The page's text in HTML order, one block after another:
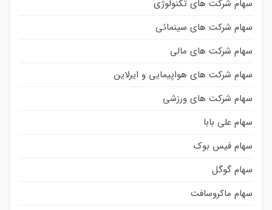
سهام شرکت های تکنولوژی
سهام شرکت های سینمائی
سهام شرکت های مالی
سهام شرکت های هواپیمایی و ایرلاین
سهام شرکت های ورزشی
سهام علی بابا
سهام فیس بوک
سهام گوگل
سهام ماکروسافت